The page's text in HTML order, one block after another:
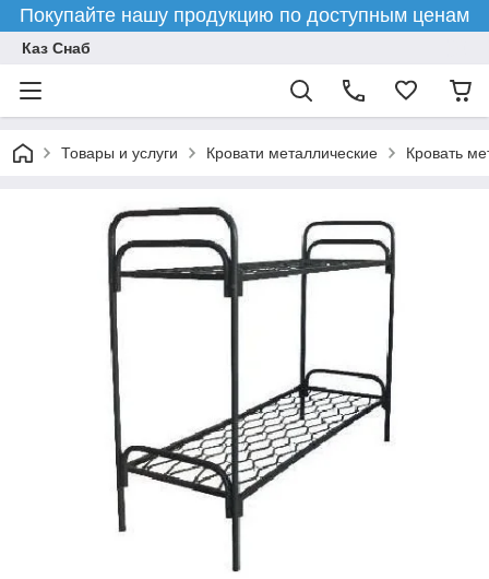
Покупайте нашу продукцию по доступным ценам
Каз Снаб
Товары и услуги Кровати металлические Кровать